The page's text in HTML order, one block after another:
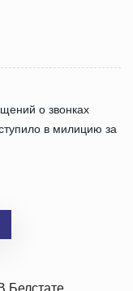
о звонках
в милицию за
Белстате